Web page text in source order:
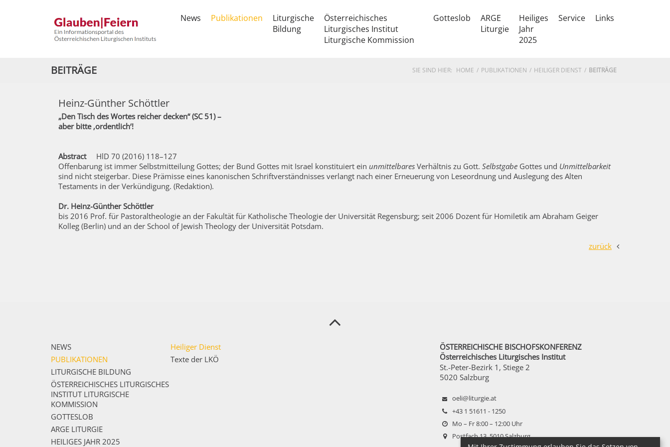
News Publikationen
Liturgische
Bildung
Österreichisches
Liturgisches Institut
Liturgische Kommission
Gotteslob
ARGE
Liturgie
Heiliges
Jahr
2025
Service Links
BEITRÄGE SIE SIND HIER: HOME PUBLIKATIONEN HEILIGER DIENST BEITRÄGE
Heinz-Günther Schöttler
„Den Tisch des Wortes reicher decken“ (SC 51) –
aber bitte ‚ordentlich‘!
AbstractHlD 70 (2016) 118–127
Offenbarung ist immer Selbstmitteilung Gottes; der Bund Gottes mit Israel konstituiert ein unmittelbares Verhältnis zu Gott. Selbstgabe Gottes und Unmittelbarkeit
sind nicht steigerbar. Diese Prämisse eines kanonischen Schriftverständnisses verlangt nach einer Erneuerung von Leseordnung und Auslegung des Alten
Testaments in der Verkündigung. (Redaktion).
Dr. Heinz-Günther Schöttler
bis 2016 Prof. für Pastoraltheologie an der Fakultät für Katholische Theologie der Universität Regensburg; seit 2006 Dozent für Homiletik am Abraham Geiger
Kolleg (Berlin) und an der School of Jewish Theology der Universität Potsdam.
zurück
NEWS
PUBLIKATIONEN
Heiliger Dienst
Texte der LKÖ
LITURGISCHE BILDUNG
ÖSTERREICHISCHES LITURGISCHES
INSTITUT LITURGISCHE
KOMMISSION
GOTTESLOB
ARGE LITURGIE
HEILIGES JAHR 2025
ÖSTERREICHISCHE BISCHOFSKONFERENZ
Österreichisches Liturgisches Institut
St.-Peter-Bezirk 1, Stiege 2
5020 Salzburg
oeli@liturgie.at
+43 1 51611 - 1250
Mo – Fr 8:00 – 12:00 Uhr
Postfach 13, 5010 Salzburg